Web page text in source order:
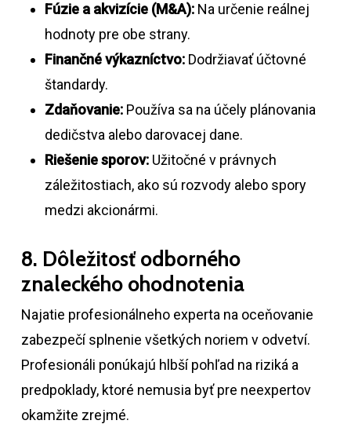
Fúzie a akvizície (M&A):Na určenie reálnej
hodnoty pre obe strany.
Finančné výkazníctvo:Dodržiavať účtovné
štandardy.
Zdaňovanie:Používa sa na účely plánovania
dedičstva alebo darovacej dane.
Riešenie sporov:Užitočné v právnych
záležitostiach, ako sú rozvody alebo spory
medzi akcionármi.
8. Dôležitosť odborného
znaleckého ohodnotenia
Najatie profesionálneho experta na oceňovanie
zabezpečí splnenie všetkých noriem v odvetví.
Profesionáli ponúkajú hlbší pohľad na riziká a
predpoklady, ktoré nemusia byť pre neexpertov
okamžite zrejmé.